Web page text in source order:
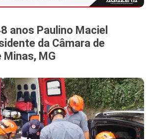
anos Paulino Maciel
da Câmara de
Minas, MG